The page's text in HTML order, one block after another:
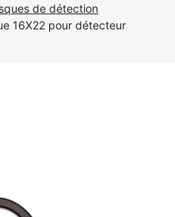
de détection
16X22 pour détecteur